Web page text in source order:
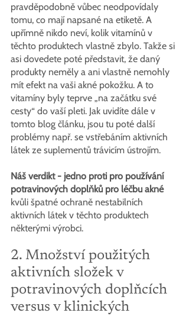
pravděpodobně vůbec neodpovídaly
tomu, co mají napsané na etiketě. A
upřímně nikdo neví, kolik vitamínů v
těchto produktech vlastně zbylo. Takže si
asi dovedete poté představit, že daný
produkty neměly a ani vlastně nemohly
mít efekt na vaši akné pokožku. A to
vitamíny byly teprve „na začátku své
cesty“ do vaší pleti. Jak uvidíte dále v
tomto blog článku, jsou tu poté další
problémy např. se vstřebáním aktivních
látek ze suplementů trávicím ústrojím.
Náš verdikt - jedno proti pro používání
potravinových doplňků pro léčbu akné
kvůli špatné ochraně nestabilních
aktivních látek v těchto produktech
některými výrobci.
2. Množství použitých
aktivních složek v
potravinových doplňcích
versus v klinických